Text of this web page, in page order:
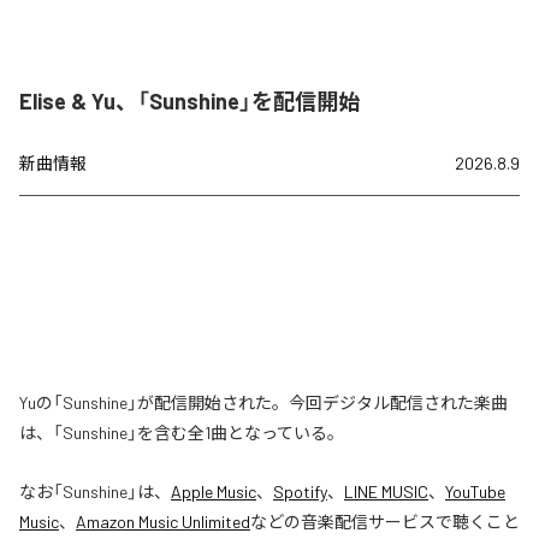
Elise & Yu、「Sunshine」を配信開始
新曲情報 2026.8.9
Yuの「Sunshine」が配信開始された。今回デジタル配信された楽曲
は、「Sunshine」を含む全1曲となっている。
なお「Sunshine」は、 Apple Music、 Spotify、 LINE MUSIC、 YouTube
Music、 Amazon Music Unlimitedなどの音楽配信サービスで聴くこと